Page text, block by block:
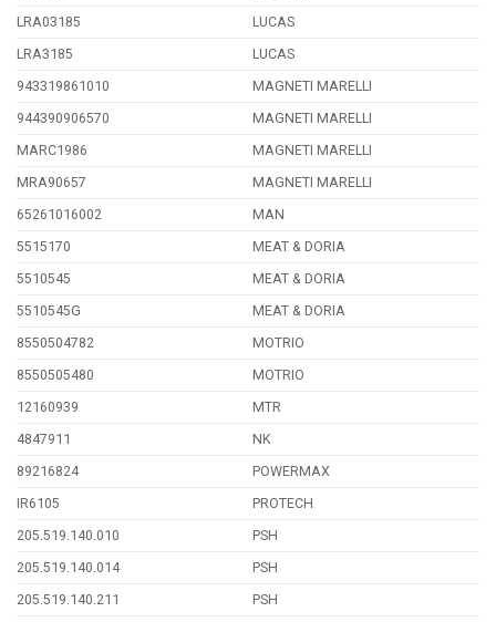
LRA03185
LUCAS
LRA3185
LUCAS
943319861010
MAGNETI MARELLI
944390906570
MAGNETI MARELLI
MARC1986
MAGNETI MARELLI
MRA90657
MAGNETI MARELLI
65261016002
MAN
5515170
MEAT & DORIA
5510545
MEAT & DORIA
5510545G
MEAT & DORIA
8550504782
MOTRIO
8550505480
MOTRIO
12160939
MTR
4847911
NK
89216824
POWERMAX
IR6105
PROTECH
205.519.140.010
PSH
205.519.140.014
PSH
205.519.140.211
PSH